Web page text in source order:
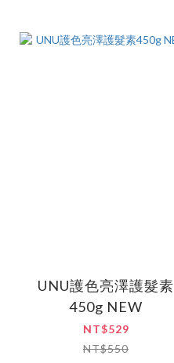
UNU護色亮澤護髮素
450g NEW
NT$529
NT$550